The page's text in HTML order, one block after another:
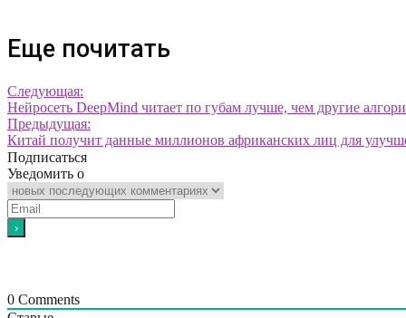
Еще почитать
Следующая:
Нейросеть DeepMind читает по губам лучше, чем другие
Предыдущая:
Китай получит данные миллионов африканских лиц для
Подписаться
Уведомить о
0 Comments